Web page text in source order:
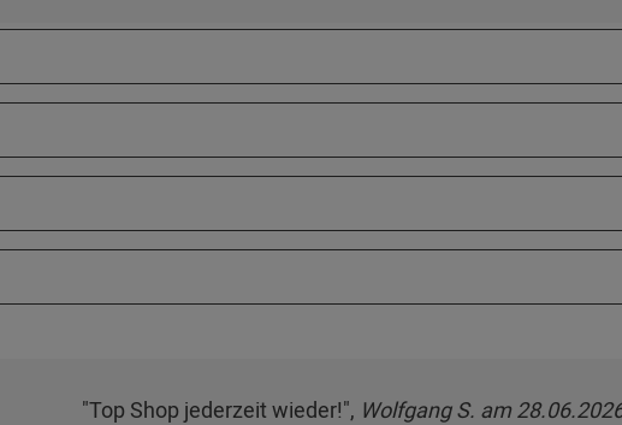
"Top Shop jederzeit wieder!", Wolfgang S. am